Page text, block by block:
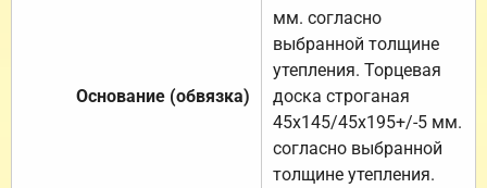
Основание (обвязка)
мм. согласно
выбранной толщине
утепления. Торцевая
доска строганая
45х145/45х195+/-5 мм.
согласно выбранной
толщине утепления.